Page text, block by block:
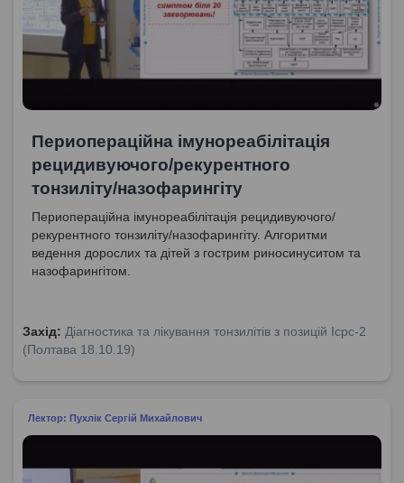
Периопераційна імунореабілітація
рецидивуючого/рекурентного
тонзиліту/назофарингіту
Периопераційна імунореабілітація рецидивуючого/
рекурентного тонзиліту/назофарингіту. Алгоритми
ведення дорослих та дітей з гострим риносинуситом та
назофарингітом.
Захід: Діагностика та лікування тонзилітів з позицій Icpc-2
(Полтава 18.10.19)
Лектор: Пухлік Сергій Михайлович